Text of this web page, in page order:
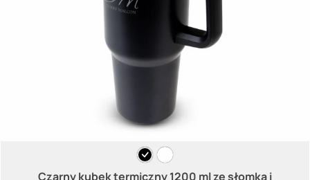
Czarny kubek termiczny 1200 ml ze słomką i